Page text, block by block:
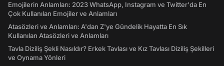
Emojilerin Anlamları: 2023 WhatsApp, Instagram ve Twitter'da En
Çok Kullanılan Emojiler ve Anlamları
Atasözleri ve Anlamları: A'dan Z'ye Gündelik Hayatta En Sık
Kullanılan Atasözleri ve Anlamları
Tavla Diziliş Şekli Nasıldır? Erkek Tavlası ve Kız Tavlası Diziliş Şekilleri
ve Oynama Yönleri